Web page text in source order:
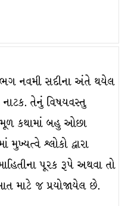
નવમી સદીના અંતે થયેલ
તેનું વિષયવસ્તુ
કથામાં બહુ ઓછા
શ્ર્લોકો દ્વારા
પૂરક રૂપે અથવા તો
માટે જ પ્રયોજાયેલ છે.